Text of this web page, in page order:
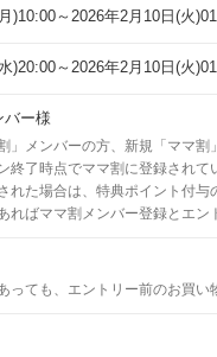
)10:00～2026年2月10日(火
)20:00～2026年2月10日(火
バー様
」メンバーの方、新規「ママ割
終了時点でママ割に登録されて
た場合は、特典ポイント付与
ればママ割メンバー登録とエン
っても、エントリー前のお買い